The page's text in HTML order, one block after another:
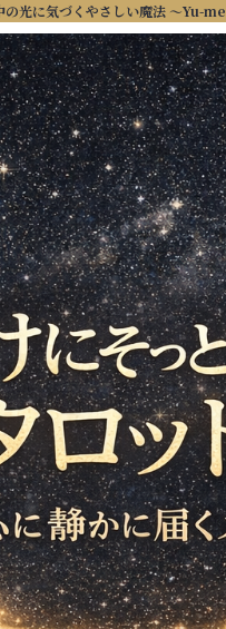
の光に気づくやさしい魔法 ～Yu-